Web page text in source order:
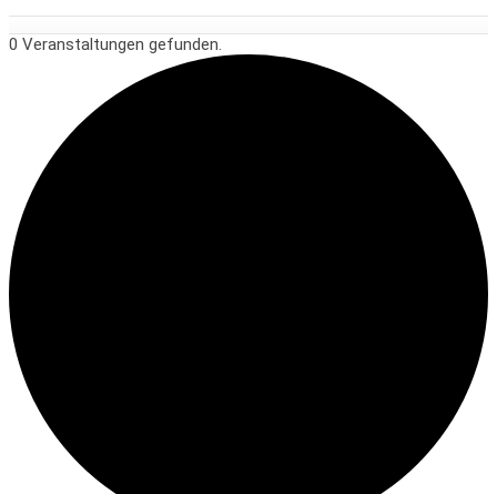
0 Veranstaltungen gefunden.